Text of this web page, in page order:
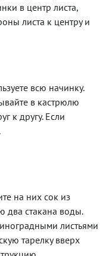
в центр листа,
листа к центру и
всю начинку.
в кастрюлю
к другу. Если
на них сок из
два стакана воды.
листьями
тарелку вверх